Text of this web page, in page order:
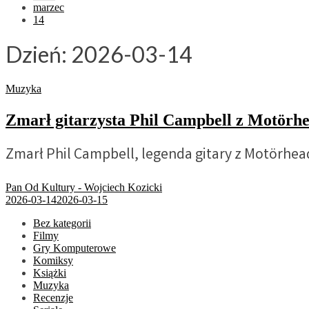
marzec
14
Dzień: 2026-03-14
Muzyka
Zmarł gitarzysta Phil Campbell z
Zmarł Phil Campbell, legenda gitary z
Pan Od Kultury - Wojciech Kozicki
2026-03-142026-03-15
Bez kategorii
Filmy
Gry Komputerowe
Komiksy
Książki
Muzyka
Recenzje